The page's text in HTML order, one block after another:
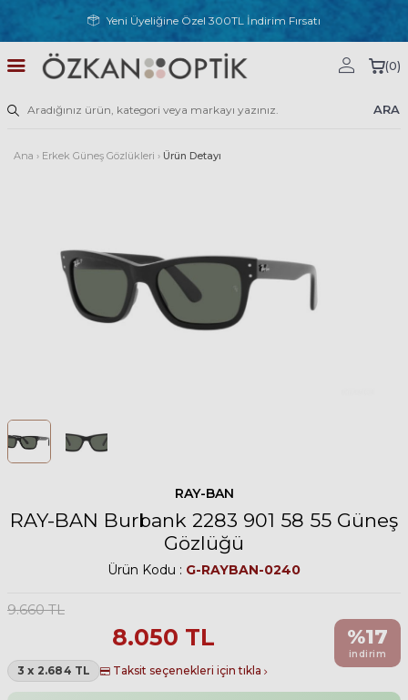
Yeni Üyeliğine Özel 300TL İndirim Fırsatı
ARA
(0)
Ana › Erkek Güneş Gözlükleri › Ürün Detayı
RAY-BAN
RAY-BAN Burbank 2283 901 58 55 Güneş
Gözlüğü
Ürün Kodu : G-RAYBAN-0240
9.660TL
8.050 TL
3 x 2.684 TL Taksit seçenekleri için tıkla
%17
indirim